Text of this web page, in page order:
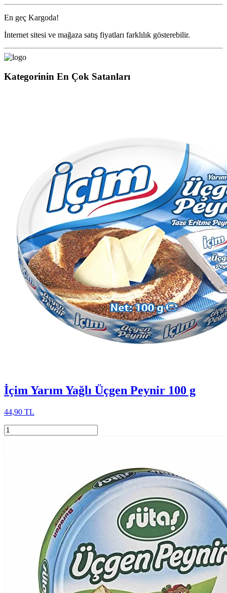
En geç Kargoda!
İnternet sitesi ve mağaza satış fiyatları farklılık gösterebilir.
Kategorinin En Çok Satanları
İçim Yarım Yağlı Üçgen Peynir 100 g
44,90 TL